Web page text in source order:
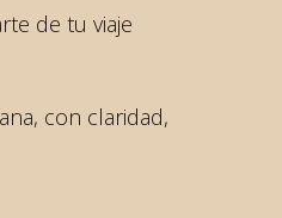
de tu viaje
con claridad,